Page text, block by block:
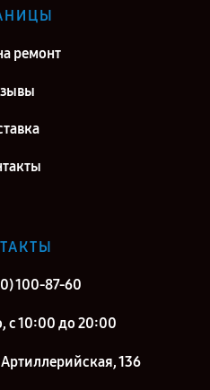
ремонт
100-87-60
с 10:00 до 20:00
136